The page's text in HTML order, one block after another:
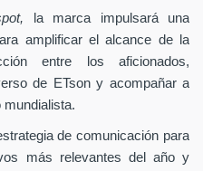
la marca impulsará una
amplificar el alcance de la
entre los aficionados,
de ETson y acompañar a
mundialista.
de comunicación para
más relevantes del año y